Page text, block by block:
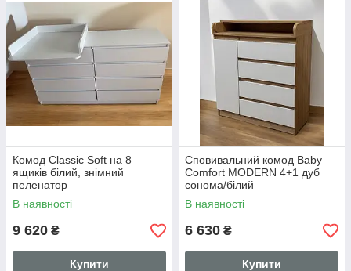
Комод Classic Soft на 8
ящиків білий, знімний
пеленатор
В наявності
9 620 ₴
Купити
Сповивальний комод Baby
Comfort MODERN 4+1 дуб
сонома/білий
В наявності
6 630 ₴
Купити